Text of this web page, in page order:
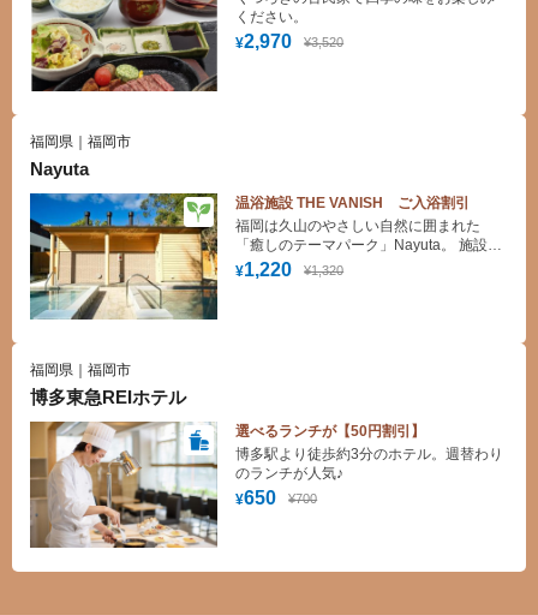
¥2,970 ¥3,520
ください。
福岡県｜福岡市
Nayuta
温浴施設 THE VANISH ご入浴割引
¥1,220 ¥1,320
福岡は久山のやさしい自然に囲まれた
「癒しのテーマパーク」Nayuta。 施設内
では健康と環境にフォーカスした様々な
店舗が皆さまのお越しをお待ちしており
福岡県｜福岡市
博多東急REIホテル
選べるランチが【50円割引】
¥650 ¥700
博多駅より徒歩約3分のホテル。週替わり
のランチが人気♪